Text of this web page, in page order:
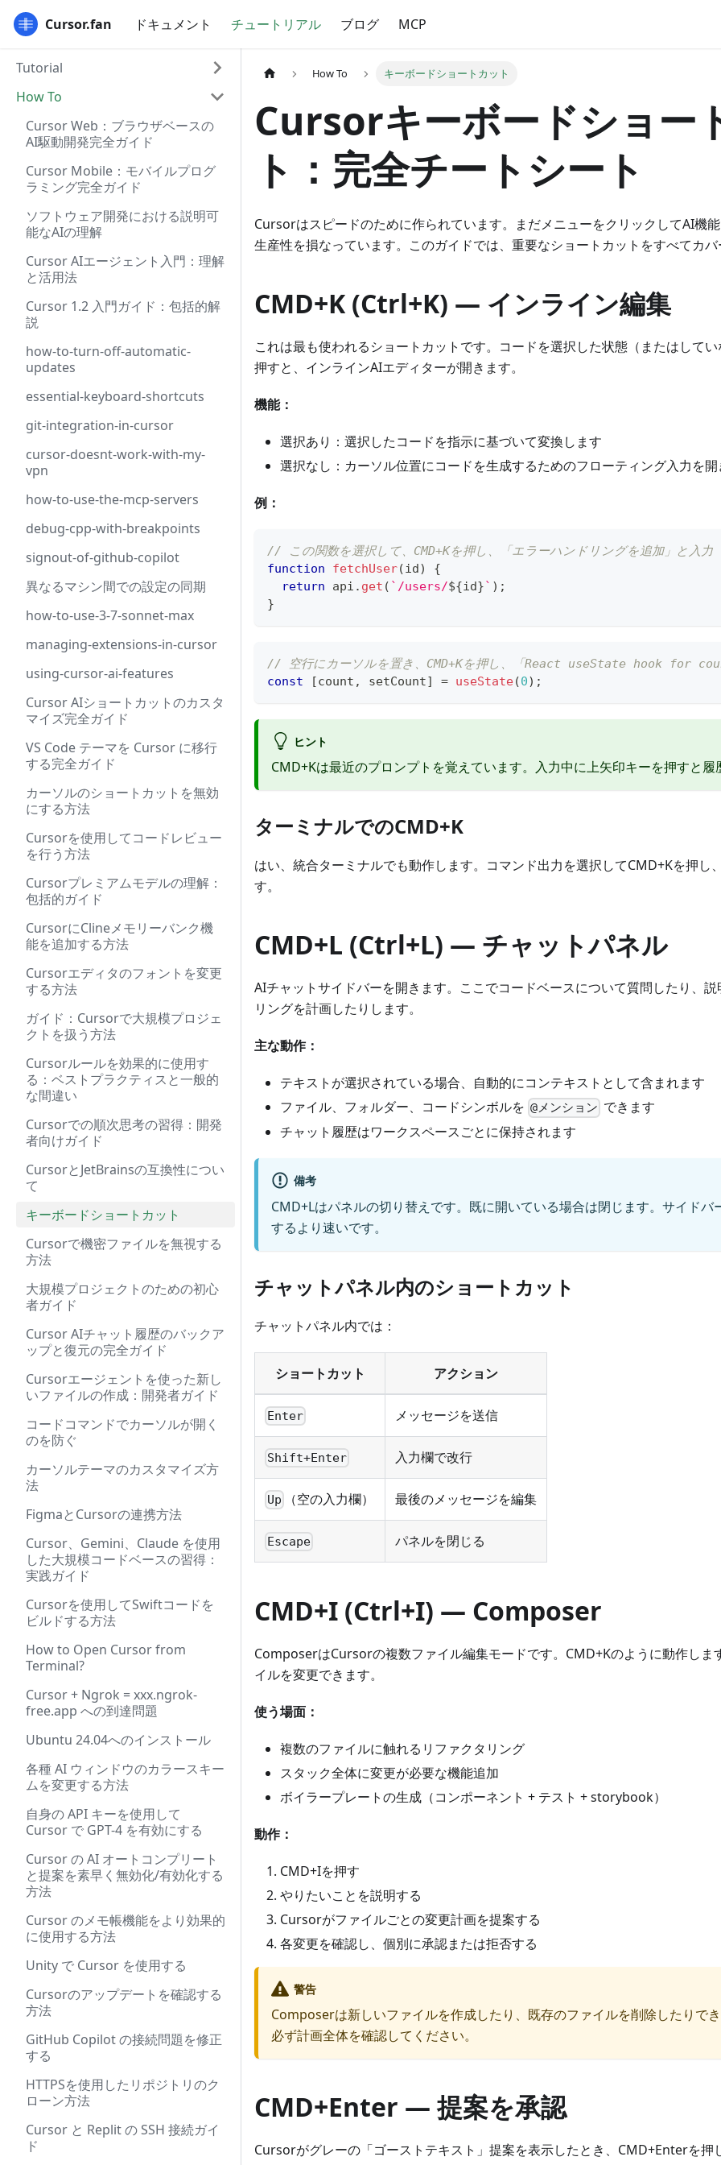
Cursor.fan ドキュメント チュートリアル ブログ MCP
Tutorial
How To
Cursor Web：ブラウザベースの
AI駆動開発完全ガイド
Cursor Mobile：モバイルプログ
ラミング完全ガイド
ソフトウェア開発における説明可
能なAIの理解
Cursor AIエージェント入門：理解
と活用法
Cursor 1.2 入門ガイド：包括的解
説
how-to-turn-off-automatic-
updates
essential-keyboard-shortcuts
git-integration-in-cursor
cursor-doesnt-work-with-my-
vpn
how-to-use-the-mcp-servers
debug-cpp-with-breakpoints
signout-of-github-copilot
異なるマシン間での設定の同期
how-to-use-3-7-sonnet-max
managing-extensions-in-cursor
using-cursor-ai-features
Cursor AIショートカットのカスタ
マイズ完全ガイド
VS Code テーマを Cursor に移行
する完全ガイド
カーソルのショートカットを無効
にする方法
Cursorを使用してコードレビュー
を行う方法
Cursorプレミアムモデルの理解：
包括的ガイド
CursorにClineメモリーバンク機
能を追加する方法
Cursorエディタのフォントを変更
する方法
ガイド：Cursorで大規模プロジェ
クトを扱う方法
Cursorルールを効果的に使用す
る：ベストプラクティスと一般的
な間違い
Cursorでの順次思考の習得：開発
者向けガイド
CursorとJetBrainsの互換性につい
て
キーボードショートカット
Cursorで機密ファイルを無視する
方法
大規模プロジェクトのための初心
者ガイド
Cursor AIチャット履歴のバックア
ップと復元の完全ガイド
Cursorエージェントを使った新し
いファイルの作成：開発者ガイド
コードコマンドでカーソルが開く
のを防ぐ
カーソルテーマのカスタマイズ方
法
FigmaとCursorの連携方法
Cursor、Gemini、Claude を使用
した大規模コードベースの習得：
実践ガイド
Cursorを使用してSwiftコードを
ビルドする方法
How to Open Cursor from
Terminal?
Cursor + Ngrok = xxx.ngrok-
free.app への到達問題
Ubuntu 24.04へのインストール
各種 AI ウィンドウのカラースキー
ムを変更する方法
自身の API キーを使用して
Cursor で GPT-4 を有効にする
Cursor の AI オートコンプリート
と提案を素早く無効化/有効化する
方法
Cursor のメモ帳機能をより効果的
に使用する方法
Unity で Cursor を使用する
Cursorのアップデートを確認する
方法
GitHub Copilot の接続問題を修正
する
HTTPSを使用したリポジトリのク
ローン方法
Cursor と Replit の SSH 接続ガイ
ド
How To キーボードショートカット
Cursorキーボードショー
ト：完全チートシート
Cursorはスピードのために作られています。まだメニューをクリックしてAI機能
生産性を損なっています。このガイドでは、重要なショートカットをすべてカバ
CMD+K (Ctrl+K) — インライン編集
これは最も使われるショートカットです。コードを選択した状態（またはして
押すと、インラインAIエディターが開きます。
機能：
選択あり：選択したコードを指示に基づいて変換します
選択なし：カーソル位置にコードを生成するためのフローティング入力を開
例：
// この関数を選択して、CMD+Kを押し、「エラーハンドリングを追加」と入力
function
fetchUser(id)
{
return api . get ( ` /users/${id}` ) ;
}
// 空行にカーソルを置き、CMD+Kを押し、「React useState hook for
const
[count , setCount] = useState(0) ;
ヒント
CMD+Kは最近のプロンプトを覚えています。入力中に上矢印キーを押すと履
ターミナルでのCMD+K
はい、統合ターミナルでも動作します。コマンド出力を選択してCMD+Kを押し
す。
CMD+L (Ctrl+L) — チャットパネル
AIチャットサイドバーを開きます。ここでコードベースについて質問したり、
リングを計画したりします。
主な動作：
テキストが選択されている場合、自動的にコンテキストとして含まれます
ファイル、フォルダー、コードシンボルを @メンション できます
チャット履歴はワークスペースごとに保持されます
備考
CMD+Lはパネルの切り替えです。既に開いている場合は閉じます。サイドバ
するより速いです。
チャットパネル内のショートカット
チャットパネル内では：
ショートカット アクション
Enter メッセージを送信
Shift+Enter 入力欄で改行
Up （空の入力欄） 最後のメッセージを編集
Escape パネルを閉じる
CMD+I (Ctrl+I) — Composer
ComposerはCursorの複数ファイル編集モードです。CMD+Kのように動作しま
イルを変更できます。
使う場面：
複数のファイルに触れるリファクタリング
スタック全体に変更が必要な機能追加
ボイラープレートの生成（コンポーネント + テスト + storybook）
動作：
CMD+Iを押す
やりたいことを説明する
Cursorがファイルごとの変更計画を提案する
各変更を確認し、個別に承認または拒否する
警告
Composerは新しいファイルを作成したり、既存のファイルを削除したりで
必ず計画全体を確認してください。
CMD+Enter — 提案を承認
Cursorがグレーの「ゴーストテキスト」提案を表示したとき、CMD+Enterを押